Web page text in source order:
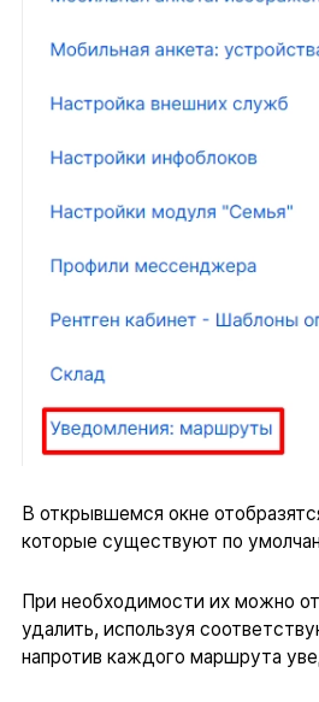
В открывшемся окне
которые существуют по
При необходимости их можно
удалить, используя
напротив каждого маршрута